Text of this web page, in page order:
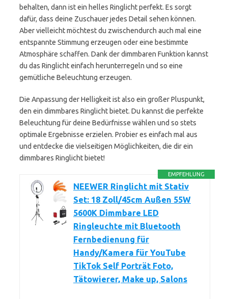
behalten, dann ist ein helles Ringlicht perfekt. Es sorgt
dafür, dass deine Zuschauer jedes Detail sehen können.
Aber vielleicht möchtest du zwischendurch auch mal eine
entspannte Stimmung erzeugen oder eine bestimmte
Atmosphäre schaffen. Dank der dimmbaren Funktion kannst
du das Ringlicht einfach herunterregeln und so eine
gemütliche Beleuchtung erzeugen.
Die Anpassung der Helligkeit ist also ein großer Pluspunkt,
den ein dimmbares Ringlicht bietet. Du kannst die perfekte
Beleuchtung für deine Bedürfnisse wählen und so stets
optimale Ergebnisse erzielen. Probier es einfach mal aus
und entdecke die vielseitigen Möglichkeiten, die dir ein
dimmbares Ringlicht bietet!
EMPFEHLUNG
NEEWER Ringlicht mit Stativ
Set: 18 Zoll/45cm Außen 55W
5600K Dimmbare LED
Ringleuchte mit Bluetooth
Fernbedienung für
Handy/Kamera für YouTube
TikTok Self Porträt Foto,
Tätowierer, Make up, Salons